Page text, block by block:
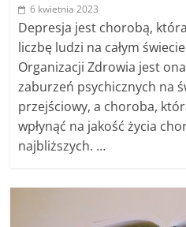
6 kwietnia 2023
Depresja jest chorobą,
liczbę ludzi na całym
Organizacji Zdrowia jest
zaburzeń psychicznych na
przejściowy, a choroba,
wpłynąć na jakość życia
najbliższych. …